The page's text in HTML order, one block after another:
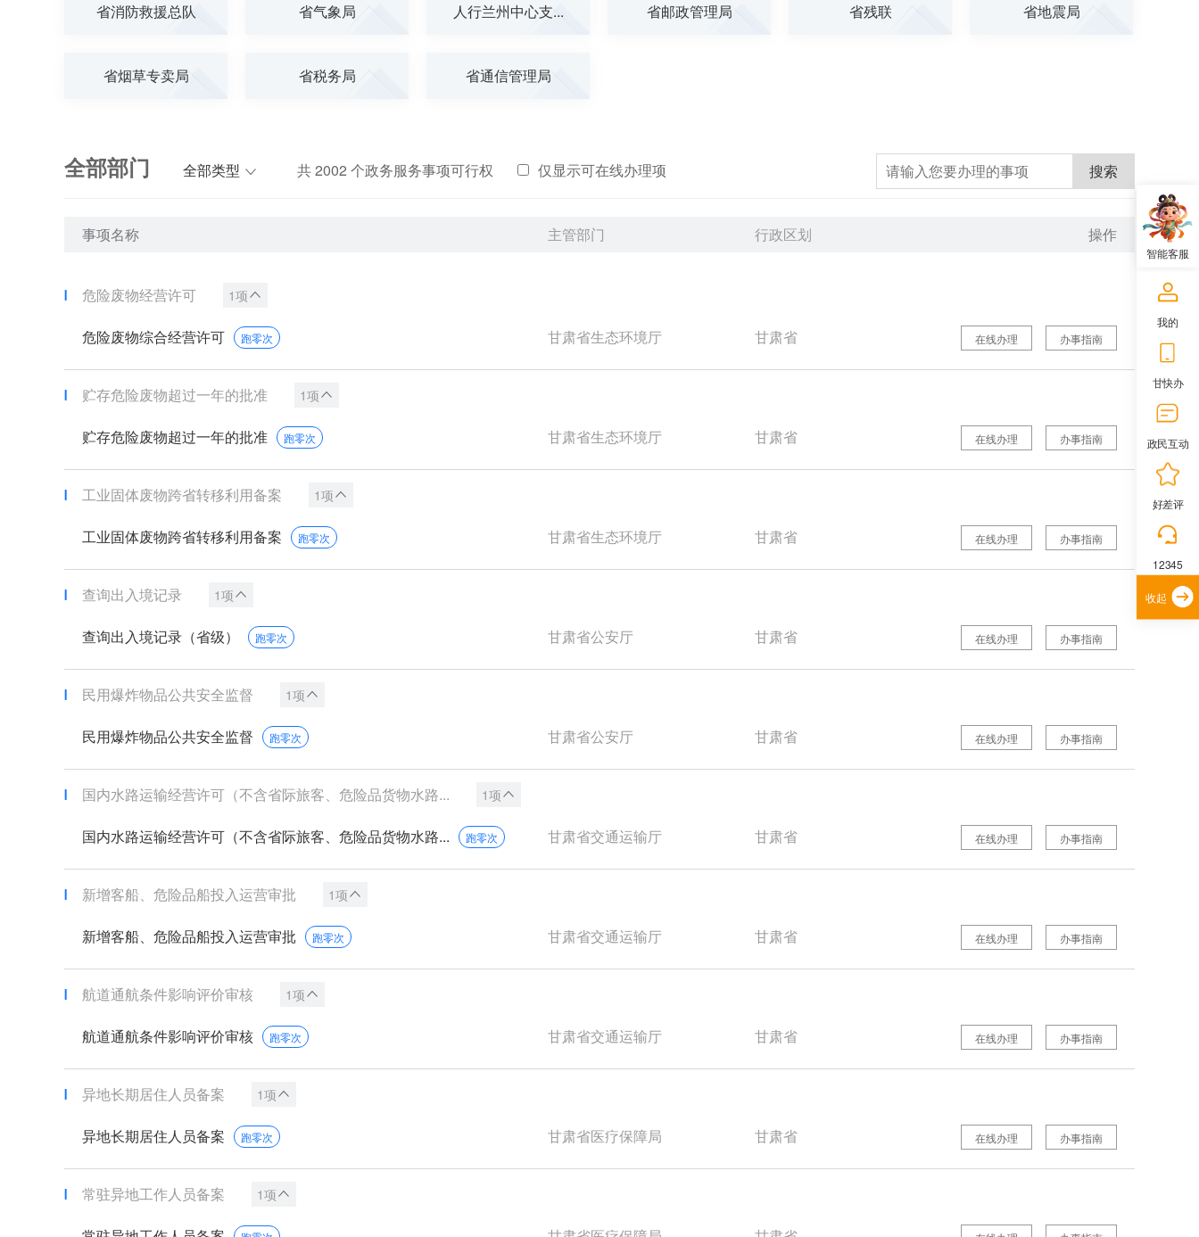
省消防救援总队 省气象局 人行兰州中心支... 省邮政管理局 省残联 省地震局
省烟草专卖局 省税务局 省通信管理局
全部部门 全部类型 共2002 个政务服务事项可行权 仅显示可在线办理项 搜索
事项名称 主管部门 行政区划 操作
危险废物经营许可 1项
危险废物综合经营许可 跑零次 甘肃省生态环境厅 甘肃省 办事指南
在线办理
贮存危险废物超过一年的批准 1项
贮存危险废物超过一年的批准 跑零次 甘肃省生态环境厅 甘肃省 办事指南
在线办理
工业固体废物跨省转移利用备案 1项
工业固体废物跨省转移利用备案 跑零次 甘肃省生态环境厅 甘肃省 办事指南
在线办理
查询出入境记录 1项
查询出入境记录（省级） 跑零次 甘肃省公安厅 甘肃省 办事指南
在线办理
民用爆炸物品公共安全监督 1项
民用爆炸物品公共安全监督 跑零次 甘肃省公安厅 甘肃省 办事指南
在线办理
国内水路运输经营许可（不含省际旅客、危险品货物水路... 1项
国内水路运输经营许可（不含省际旅客、危险品货物水路... 跑零次 甘肃省交通运输厅 甘肃省 办事指南
在线办理
新增客船、危险品船投入运营审批 1项
新增客船、危险品船投入运营审批 跑零次 甘肃省交通运输厅 甘肃省 办事指南
在线办理
航道通航条件影响评价审核 1项
航道通航条件影响评价审核 跑零次 甘肃省交通运输厅 甘肃省 办事指南
在线办理
异地长期居住人员备案 1项
异地长期居住人员备案 跑零次 甘肃省医疗保障局 甘肃省 办事指南
在线办理
常驻异地工作人员备案 1项
智能客服
我的
甘快办
政民互动
好差评
12345
收起